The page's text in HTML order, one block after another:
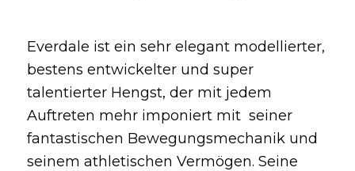
Everdale ist ein sehr elegant modellierter,
bestens entwickelter und super
talentierter Hengst, der mit jedem
Auftreten mehr imponiert mit seiner
fantastischen Bewegungsmechanik und
seinem athletischen Vermögen. Seine